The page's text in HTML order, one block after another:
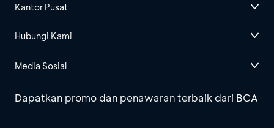
Kantor Pusat
Hubungi Kami
Media Sosial
Dapatkan promo dan penawaran terbaik dari BCA